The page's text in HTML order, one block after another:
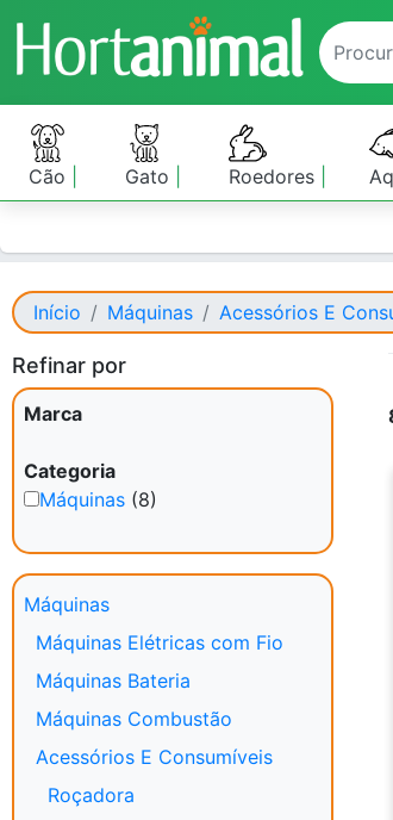
Cão Gato Roedores
Início Máquinas Acessórios E
Refinar por
Marca
Categoria
Máquinas (8)
Máquinas
Máquinas Elétricas com Fio
Máquinas Bateria
Máquinas Combustão
Acessórios E Consumíveis
Roçadora